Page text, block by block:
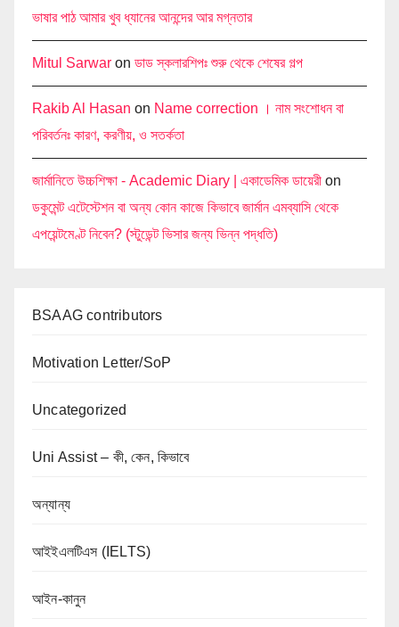
ভাষার পাঠ আমার খুব ধ্যানের আনন্দের আর মগ্নতার
Mitul Sarwar on ডাড স্কলারশিপঃ শুরু থেকে শেষের গল্প
Rakib Al Hasan on Name correction । নাম সংশোধন বা
পরিবর্তনঃ কারণ, করণীয়, ও সতর্কতা
জার্মানিতে উচ্চশিক্ষা - Academic Diary | একাডেমিক ডায়েরী on
ডকুমেন্ট এটেস্টেশন বা অন্য কোন কাজে কিভাবে জার্মান এমব্যাসি থেকে
এপয়েন্টমেণ্ট নিবেন? (স্টুডেন্ট ভিসার জন্য ভিন্ন পদ্ধতি)
BSAAG contributors
Motivation Letter/SoP
Uncategorized
Uni Assist – কী, কেন, কিভাবে
অন্যান্য
আইইএলটিএস (IELTS)
আইন-কানুন